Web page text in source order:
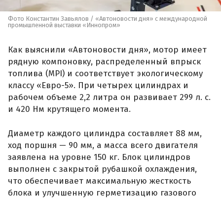
Фото Константин Завьялов / «Автоновости дня» с международной
промышленной выставки «Иннопром»
Как выяснили «Автоновости дня», мотор имеет
рядную компоновку, распределенный впрыск
топлива (MPI) и соответствует экологическому
классу «Евро-5». При четырех цилиндрах и
рабочем объеме 2,2 литра он развивает 299 л. с.
и 420 Нм крутящего момента.
Диаметр каждого цилиндра составляет 88 мм,
ход поршня — 90 мм, а масса всего двигателя
заявлена на уровне 150 кг. Блок цилиндров
выполнен с закрытой рубашкой охлаждения,
что обеспечивает максимальную жесткость
блока и улучшенную герметизацию газового